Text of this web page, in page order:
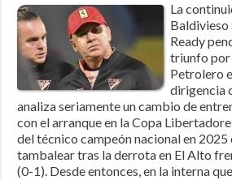
La
Baldivieso
Ready
triunfo
Petrolero
dirigencia
analiza seriamente un cambio de
con el arranque en la Copa
del técnico campeón nacional en 2025
tambalear tras la derrota en El Alto
(0-1). Desde entonces, en la interna